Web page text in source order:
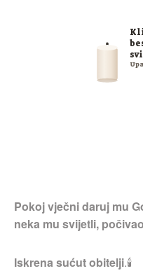
Pokoj vječni daruj mu
neka mu svijetli,
Iskrena sućut obitelji.🕯